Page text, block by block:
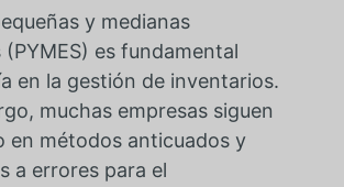
y medianas
(PYMES) es fundamental
en la gestión de inventarios.
muchas empresas siguen
en métodos anticuados y
a errores para el